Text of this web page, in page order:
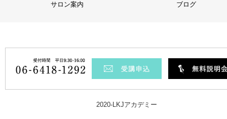
サロン案内
ブログ
2020-LKJアカデミー